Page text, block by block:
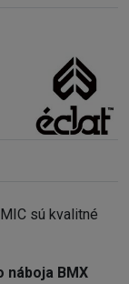
sú kvalitné
náboja BMX